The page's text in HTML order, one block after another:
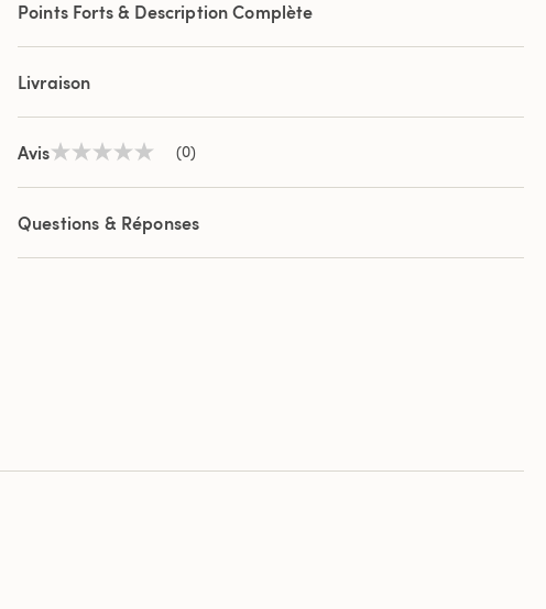
Points Forts & Description Complète
Livraison
AvisAucune
de
notation
Lien
la
(0)
Questions & Réponses